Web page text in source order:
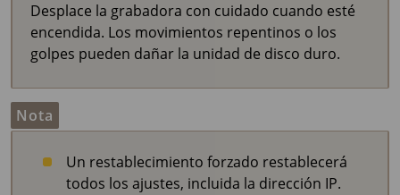
Desplace la grabadora con cuidado cuando esté
encendida. Los movimientos repentinos o los
golpes pueden dañar la unidad de disco duro.
Nota
Un restablecimiento forzado restablecerá
todos los ajustes, incluida la dirección IP.